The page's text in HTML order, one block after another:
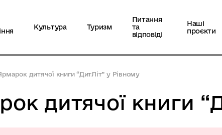
Культура Туризм
Питання
та
відповіді
Наші
проєкти
дитячої книги “ДитЛіт” у Рівному
дитячої книги